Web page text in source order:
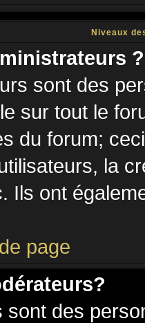
Niveaux
?
sont des
sur tout le
du forum;
la
Ils ont
page
sont des